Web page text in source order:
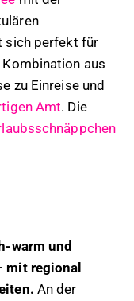
sich perfekt für
aus
zu Einreise und
Amt. Die
warm und
mit regional
An der